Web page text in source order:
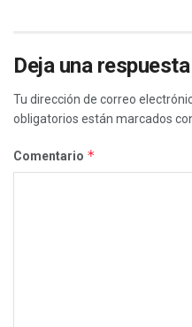
Deja una respuesta
Tu dirección de correo
obligatorios están marcados
Comentario *